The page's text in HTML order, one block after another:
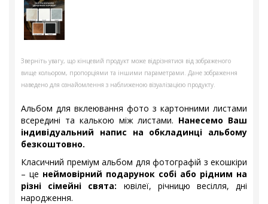
Зверніть увагу, що кінцевий продукт може відрізнятися від зображеного
вище кольором, пропорціями та іншими параметрами. Дане зображення
наведено для ознайомлення з наближеною візуалізацією продукту.
Альбом для вклеювання фото з картонними листами
всередині та калькою між листами. Нанесемо Ваш
індивідуальний напис на обкладинці альбому
безкоштовно.
Класичний преміум альбом для фотографій з екошкіри
– це неймовірний подарунок собі або рідним на
різні сімейні свята: ювілеї, річницю весілля, дні
народження.